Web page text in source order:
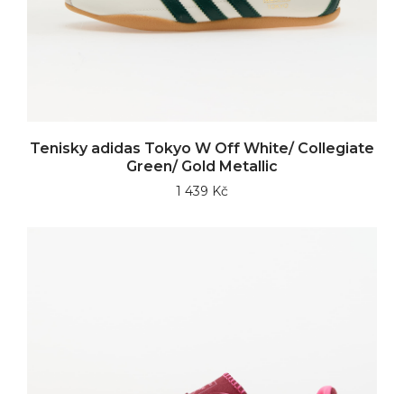
Tenisky adidas Tokyo W Off White/ Collegiate
Green/ Gold Metallic
1 439 Kč